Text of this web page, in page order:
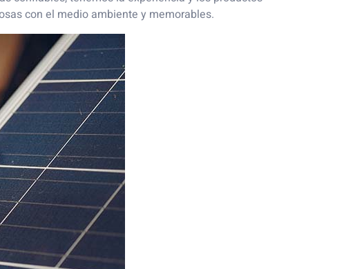
con el medio ambiente y memorables.